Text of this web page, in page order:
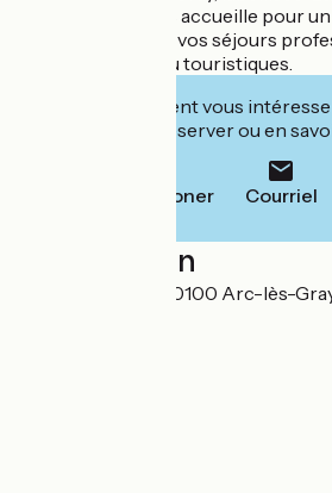
Accueil Vélo, vous accueille pour
parcours cycliste, vos séjours
étape possible) ou touristiques.
Cet établissement vous
leur site pour réserver ou en
Téléphoner Courriel
Localisation
1, place accarier 70100 Arc-lès-